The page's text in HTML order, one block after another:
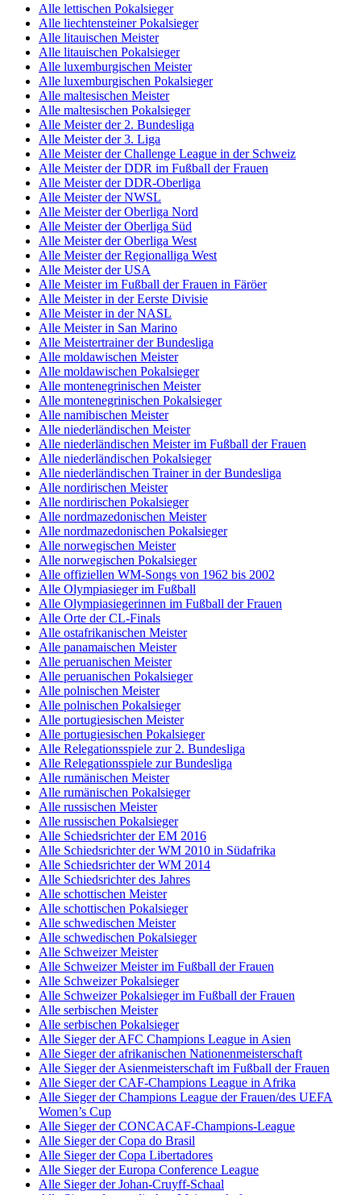
Alle lettischen Pokalsieger
Alle liechtensteiner Pokalsieger
Alle litauischen Meister
Alle litauischen Pokalsieger
Alle luxemburgischen Meister
Alle luxemburgischen Pokalsieger
Alle maltesischen Meister
Alle maltesischen Pokalsieger
Alle Meister der 2. Bundesliga
Alle Meister der 3. Liga
Alle Meister der Challenge League in der Schweiz
Alle Meister der DDR im Fußball der Frauen
Alle Meister der DDR-Oberliga
Alle Meister der NWSL
Alle Meister der Oberliga Nord
Alle Meister der Oberliga Süd
Alle Meister der Oberliga West
Alle Meister der Regionalliga West
Alle Meister der USA
Alle Meister im Fußball der Frauen in Färöer
Alle Meister in der Eerste Divisie
Alle Meister in der NASL
Alle Meister in San Marino
Alle Meistertrainer der Bundesliga
Alle moldawischen Meister
Alle moldawischen Pokalsieger
Alle montenegrinischen Meister
Alle montenegrinischen Pokalsieger
Alle namibischen Meister
Alle niederländischen Meister
Alle niederländischen Meister im Fußball der Frauen
Alle niederländischen Pokalsieger
Alle niederländischen Trainer in der Bundesliga
Alle nordirischen Meister
Alle nordirischen Pokalsieger
Alle nordmazedonischen Meister
Alle nordmazedonischen Pokalsieger
Alle norwegischen Meister
Alle norwegischen Pokalsieger
Alle offiziellen WM-Songs von 1962 bis 2002
Alle Olympiasieger im Fußball
Alle Olympiasiegerinnen im Fußball der Frauen
Alle Orte der CL-Finals
Alle ostafrikanischen Meister
Alle panamaischen Meister
Alle peruanischen Meister
Alle peruanischen Pokalsieger
Alle polnischen Meister
Alle polnischen Pokalsieger
Alle portugiesischen Meister
Alle portugiesischen Pokalsieger
Alle Relegationsspiele zur 2. Bundesliga
Alle Relegationsspiele zur Bundesliga
Alle rumänischen Meister
Alle rumänischen Pokalsieger
Alle russischen Meister
Alle russischen Pokalsieger
Alle Schiedsrichter der EM 2016
Alle Schiedsrichter der WM 2010 in Südafrika
Alle Schiedsrichter der WM 2014
Alle Schiedsrichter des Jahres
Alle schottischen Meister
Alle schottischen Pokalsieger
Alle schwedischen Meister
Alle schwedischen Pokalsieger
Alle Schweizer Meister
Alle Schweizer Meister im Fußball der Frauen
Alle Schweizer Pokalsieger
Alle Schweizer Pokalsieger im Fußball der Frauen
Alle serbischen Meister
Alle serbischen Pokalsieger
Alle Sieger der AFC Champions League in Asien
Alle Sieger der afrikanischen Nationenmeisterschaft
Alle Sieger der Asienmeisterschaft im Fußball der Frauen
Alle Sieger der CAF-Champions League in Afrika
Alle Sieger der Champions League der Frauen/des UEFA
Women’s Cup
Alle Sieger der CONCACAF-Champions-League
Alle Sieger der Copa do Brasil
Alle Sieger der Copa Libertadores
Alle Sieger der Europa Conference League
Alle Sieger der Johan-Cruyff-Schaal